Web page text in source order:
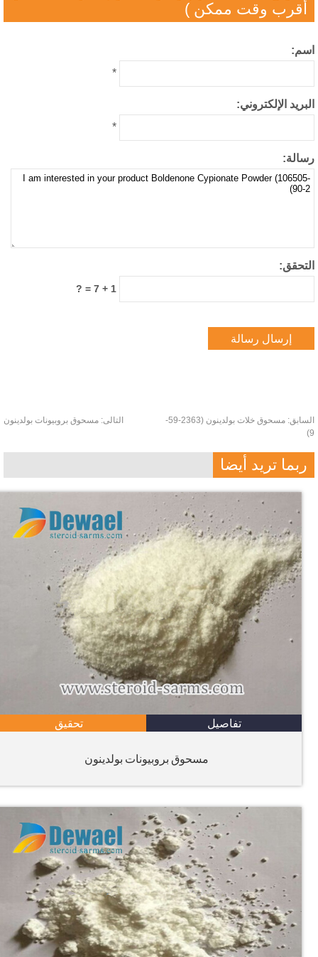
وقت ممكن )
الإلكتروني:
مسحوق خلات بولدينون (2363-59- التالى:مسحوق بروبيونات بولدينون
تريد أيضا
تفاصيل تحقيق
مسحوق بروبيونات بولدينون